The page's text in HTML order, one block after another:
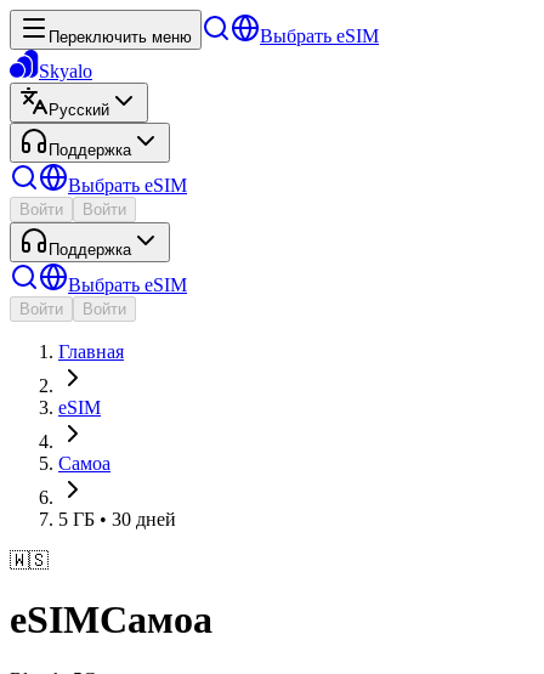
Переключить меню
Выбрать eSIM
Skyalo
Русский
Поддержка
Выбрать eSIM
Войти Войти
Поддержка
Выбрать eSIM
Войти Войти
Главная
eSIM
Самоа
5 ГБ • 30 дней
🇼🇸
eSIMСамоа